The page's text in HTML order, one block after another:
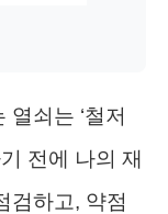
쇠는 ‘철저
전에 나의 재
검하고, 약점